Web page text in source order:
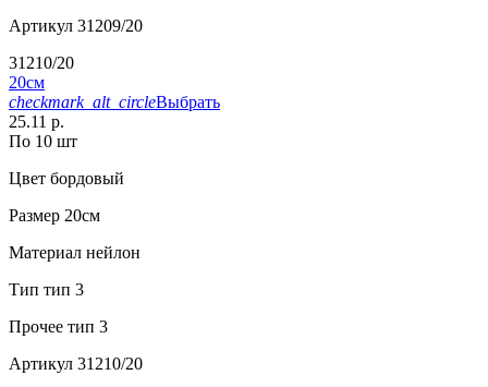
Артикул 31209/20
31210/20
20см
checkmark_alt_circleВыбрать
25.11 р.
По 10 шт
Цвет бордовый
Размер 20см
Материал нейлон
Тип тип 3
Прочее тип 3
Артикул 31210/20